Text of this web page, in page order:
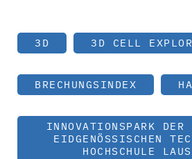
3D 3D CELL
BRECHUNGSINDEX
INNOVATIONSPARK DER
EIDGENÖSSISCHEN
HOCHSCHULE